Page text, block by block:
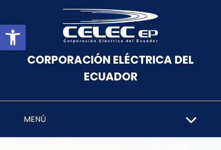
Abrir barra de herramientas
CORPORACIÓN ELÉCTRICA DEL
ECUADOR
MENÚ